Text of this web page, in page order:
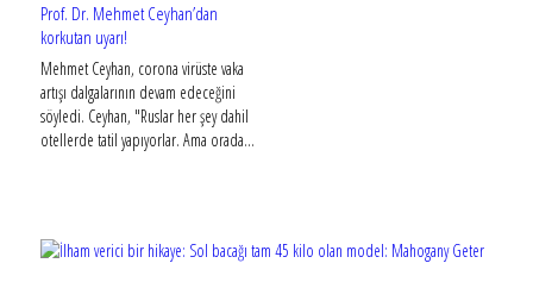
Prof. Dr. Mehmet Ceyhan’dan
korkutan uyarı!
Mehmet Ceyhan, corona virüste vaka
artışı dalgalarının devam edeceğini
söyledi. Ceyhan, "Ruslar her şey dahil
otellerde tatil yapıyorlar. Ama orada...